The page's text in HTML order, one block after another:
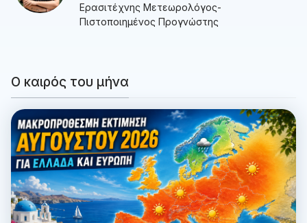
Ερασιτέχνης Μετεωρολόγος-
Πιστοποιημένος Προγνώστης
Ο καιρός του μήνα